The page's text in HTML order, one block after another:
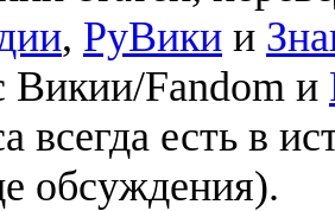
, РуВики и
Викии/Fandom и
всегда есть в
обсуждения).